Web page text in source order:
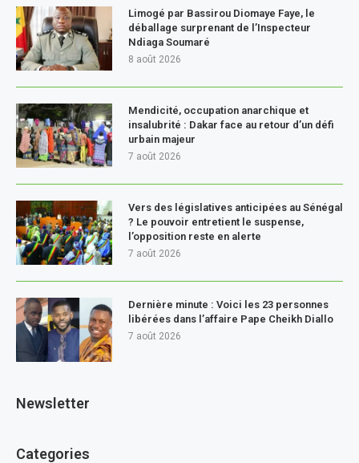
Limogé par Bassirou Diomaye Faye, le
déballage surprenant de l’Inspecteur
Ndiaga Soumaré
8 août 2026
Mendicité, occupation anarchique et
insalubrité : Dakar face au retour d’un défi
urbain majeur
7 août 2026
Vers des législatives anticipées au Sénégal
? Le pouvoir entretient le suspense,
l’opposition reste en alerte
7 août 2026
Dernière minute : Voici les 23 personnes
libérées dans l’affaire Pape Cheikh Diallo
7 août 2026
Newsletter
Categories